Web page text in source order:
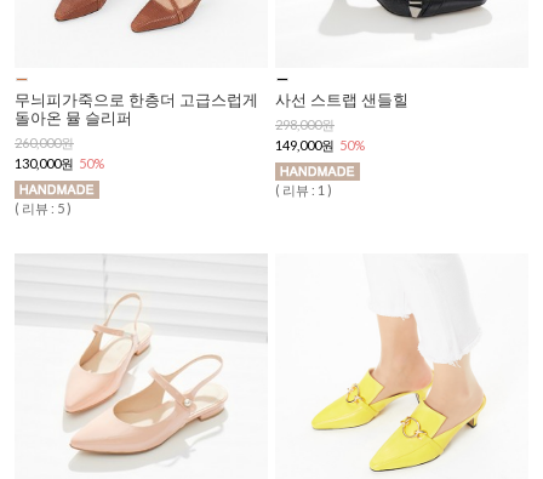
무늬피가죽으로 한층더 고급스럽게
돌아온 뮬 슬리퍼
260,000원
130,000원 50%
( 리뷰 : 5 )
사선 스트랩 샌들힐
298,000원
149,000원 50%
( 리뷰 : 1 )